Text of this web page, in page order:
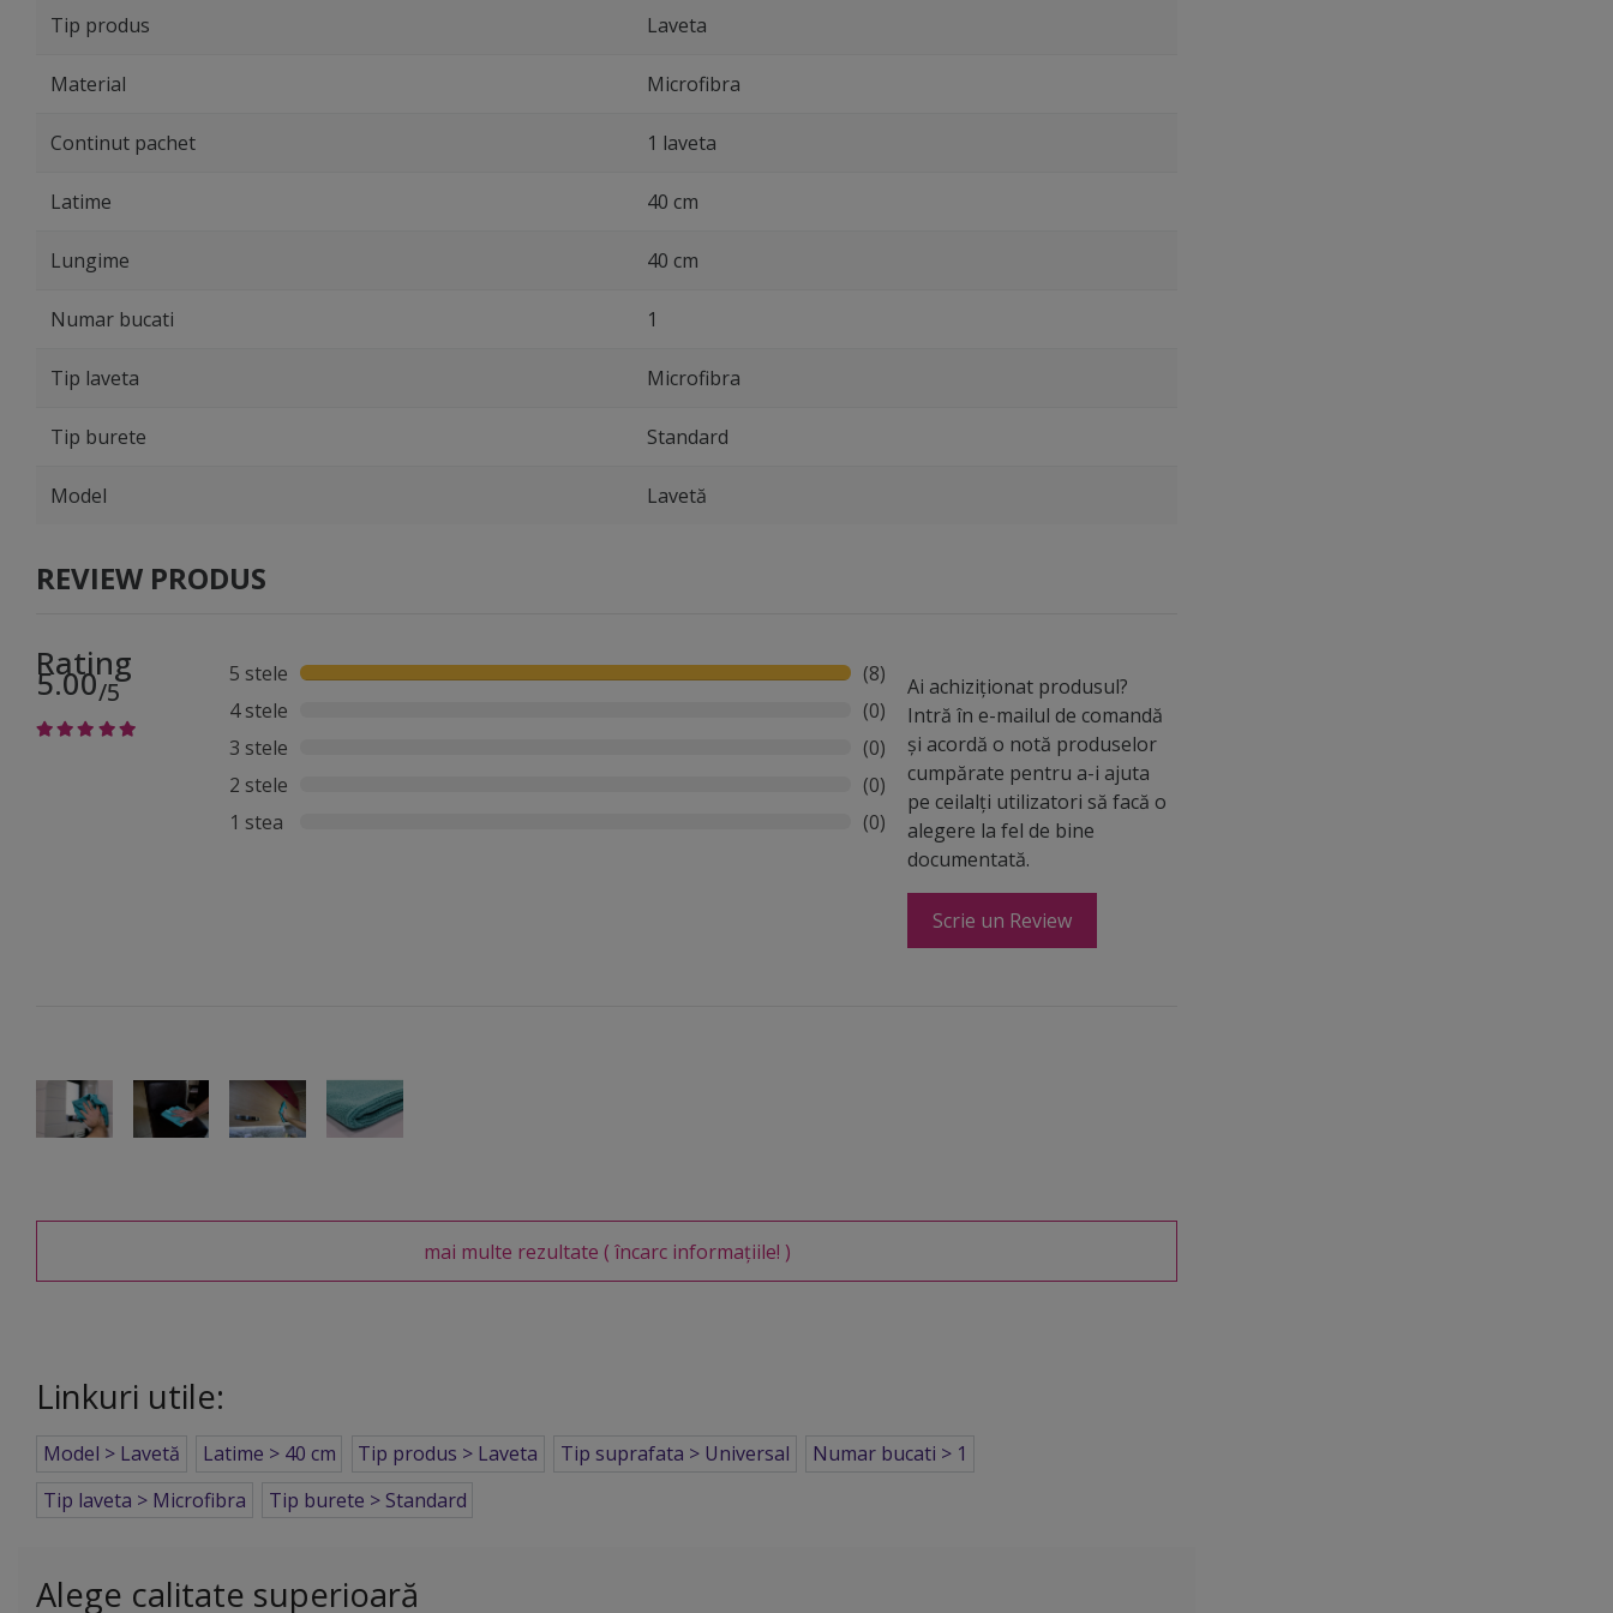
Tip produs Laveta
Material Microfibra
Continut pachet 1 laveta
Latime 40 cm
Lungime 40 cm
Numar bucati 1
Tip laveta Microfibra
Tip burete Standard
Model Lavetă
REVIEW PRODUS
Rating
5.00/5
5 stele
(8)
4 stele
(0)
3 stele
(0)
2 stele
(0)
1 stea
(0)
Ai achiziționat produsul?
Intră în e-mailul de comandă
și acordă o notă produselor
cumpărate pentru a-i ajuta
pe ceilalți utilizatori să facă o
alegere la fel de bine
documentată.
Scrie un Review
mai multe rezultate ( încarc informațiile! )
Linkuri utile:
Model > Lavetă Latime > 40 cm Tip produs > Laveta Tip suprafata > Universal
Numar bucati > 1
Tip laveta > Microfibra
Tip burete > Standard
Alege calitate superioară